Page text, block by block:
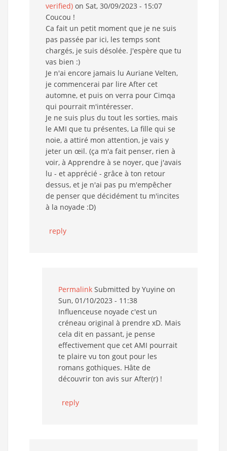
verified) on Sat, 30/09/2023 - 15:07
Coucou !
Ca fait un petit moment que je ne suis
pas passée par ici, les temps sont
chargés, je suis désolée. J'espère que tu
vas bien :)
Je n'ai encore jamais lu Auriane Velten,
je commencerai par lire After cet
automne, et puis on verra pour Cimqa
qui pourrait m'intéresser.
Je ne suis plus du tout les sorties, mais
le AMI que tu présentes, La fille qui se
noie, a attiré mon attention, je vais y
jeter un œil. (ça m'a fait penser, rien à
voir, à Apprendre à se noyer, que j'avais
lu - et apprécié - grâce à ton retour
dessus, et je n'ai pas pu m'empêcher
de penser que décidément tu m'incites
à la noyade :D)
reply
Permalink Submitted by Yuyine on
Sun, 01/10/2023 - 11:38
Influenceuse noyade c'est un
créneau original à prendre xD. Mais
cela dit en passant, je pense
effectivement que cet AMI pourrait
te plaire vu ton gout pour les
romans gothiques. Hâte de
découvrir ton avis sur After(r) !
reply